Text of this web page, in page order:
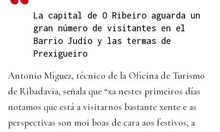
La capital de O Ribeiro aguarda un
gran número de visitantes en el
Barrio Judío y las termas de
Prexigueiro
Antonio Míguez, técnico de la Oficina de Turismo
de Ribadavia, señala que “xa nestes primeiros días
notamos que está a visitarnos bastante xente e as
perspectivas son moi boas de cara aos festivos, a